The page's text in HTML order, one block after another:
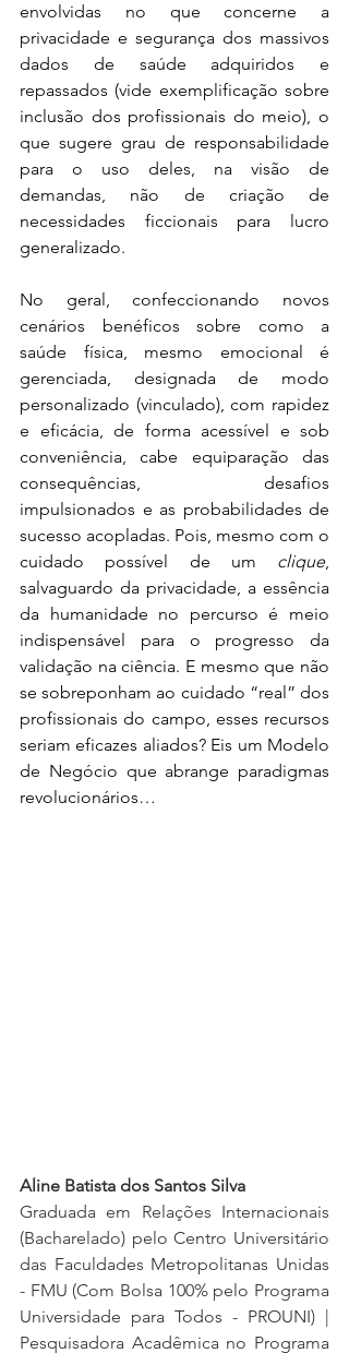
envolvidas no que concerne a
privacidade e segurança dos massivos
dados de saúde adquiridos e
repassados (vide exemplificação sobre
inclusão dos profissionais do meio), o
que sugere grau de responsabilidade
para o uso deles, na visão de
demandas, não de criação de
necessidades ficcionais para lucro
generalizado.
No geral, confeccionando novos
cenários benéficos sobre como a
saúde física, mesmo emocional é
gerenciada, designada de modo
personalizado (vinculado), com rapidez
e eficácia, de forma acessível e sob
conveniência, cabe equiparação das
consequências, desafios
impulsionados e as probabilidades de
sucesso acopladas. Pois, mesmo com o
cuidado possível de um clique,
salvaguardo da privacidade, a essência
da humanidade no percurso é meio
indispensável para o progresso da
validação na ciência. E mesmo que não
se sobreponham ao cuidado “real” dos
profissionais do campo, esses recursos
seriam eficazes aliados? Eis um Modelo
de Negócio que abrange paradigmas
revolucionários…
Aline Batista dos Santos Silva
Graduada em Relações Internacionais
(Bacharelado) pelo Centro Universitário
das Faculdades Metropolitanas Unidas
- FMU (Com Bolsa 100% pelo Programa
Universidade para Todos - PROUNI) |
Pesquisadora Acadêmica no Programa